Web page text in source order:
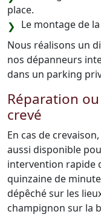
place.
Le montage de
Nous réalisons un
nos dépanneurs
dans un parking
Réparation
crevé
En cas de
aussi disponible
intervention rapide
quinzaine de
dépêché sur les
champignon sur la